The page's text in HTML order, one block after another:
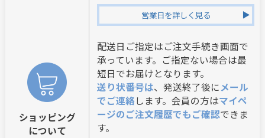
ショッピング
について
営業日を詳しく見る
配送日ご指定はご注文手続き画面で
承っています。ご指定ない場合は最
短日でお届けとなります。
送り状番号は、発送終了後にメール
でご連絡します。会員の方はマイペ
ージのご注文履歴でもご確認できま
す。